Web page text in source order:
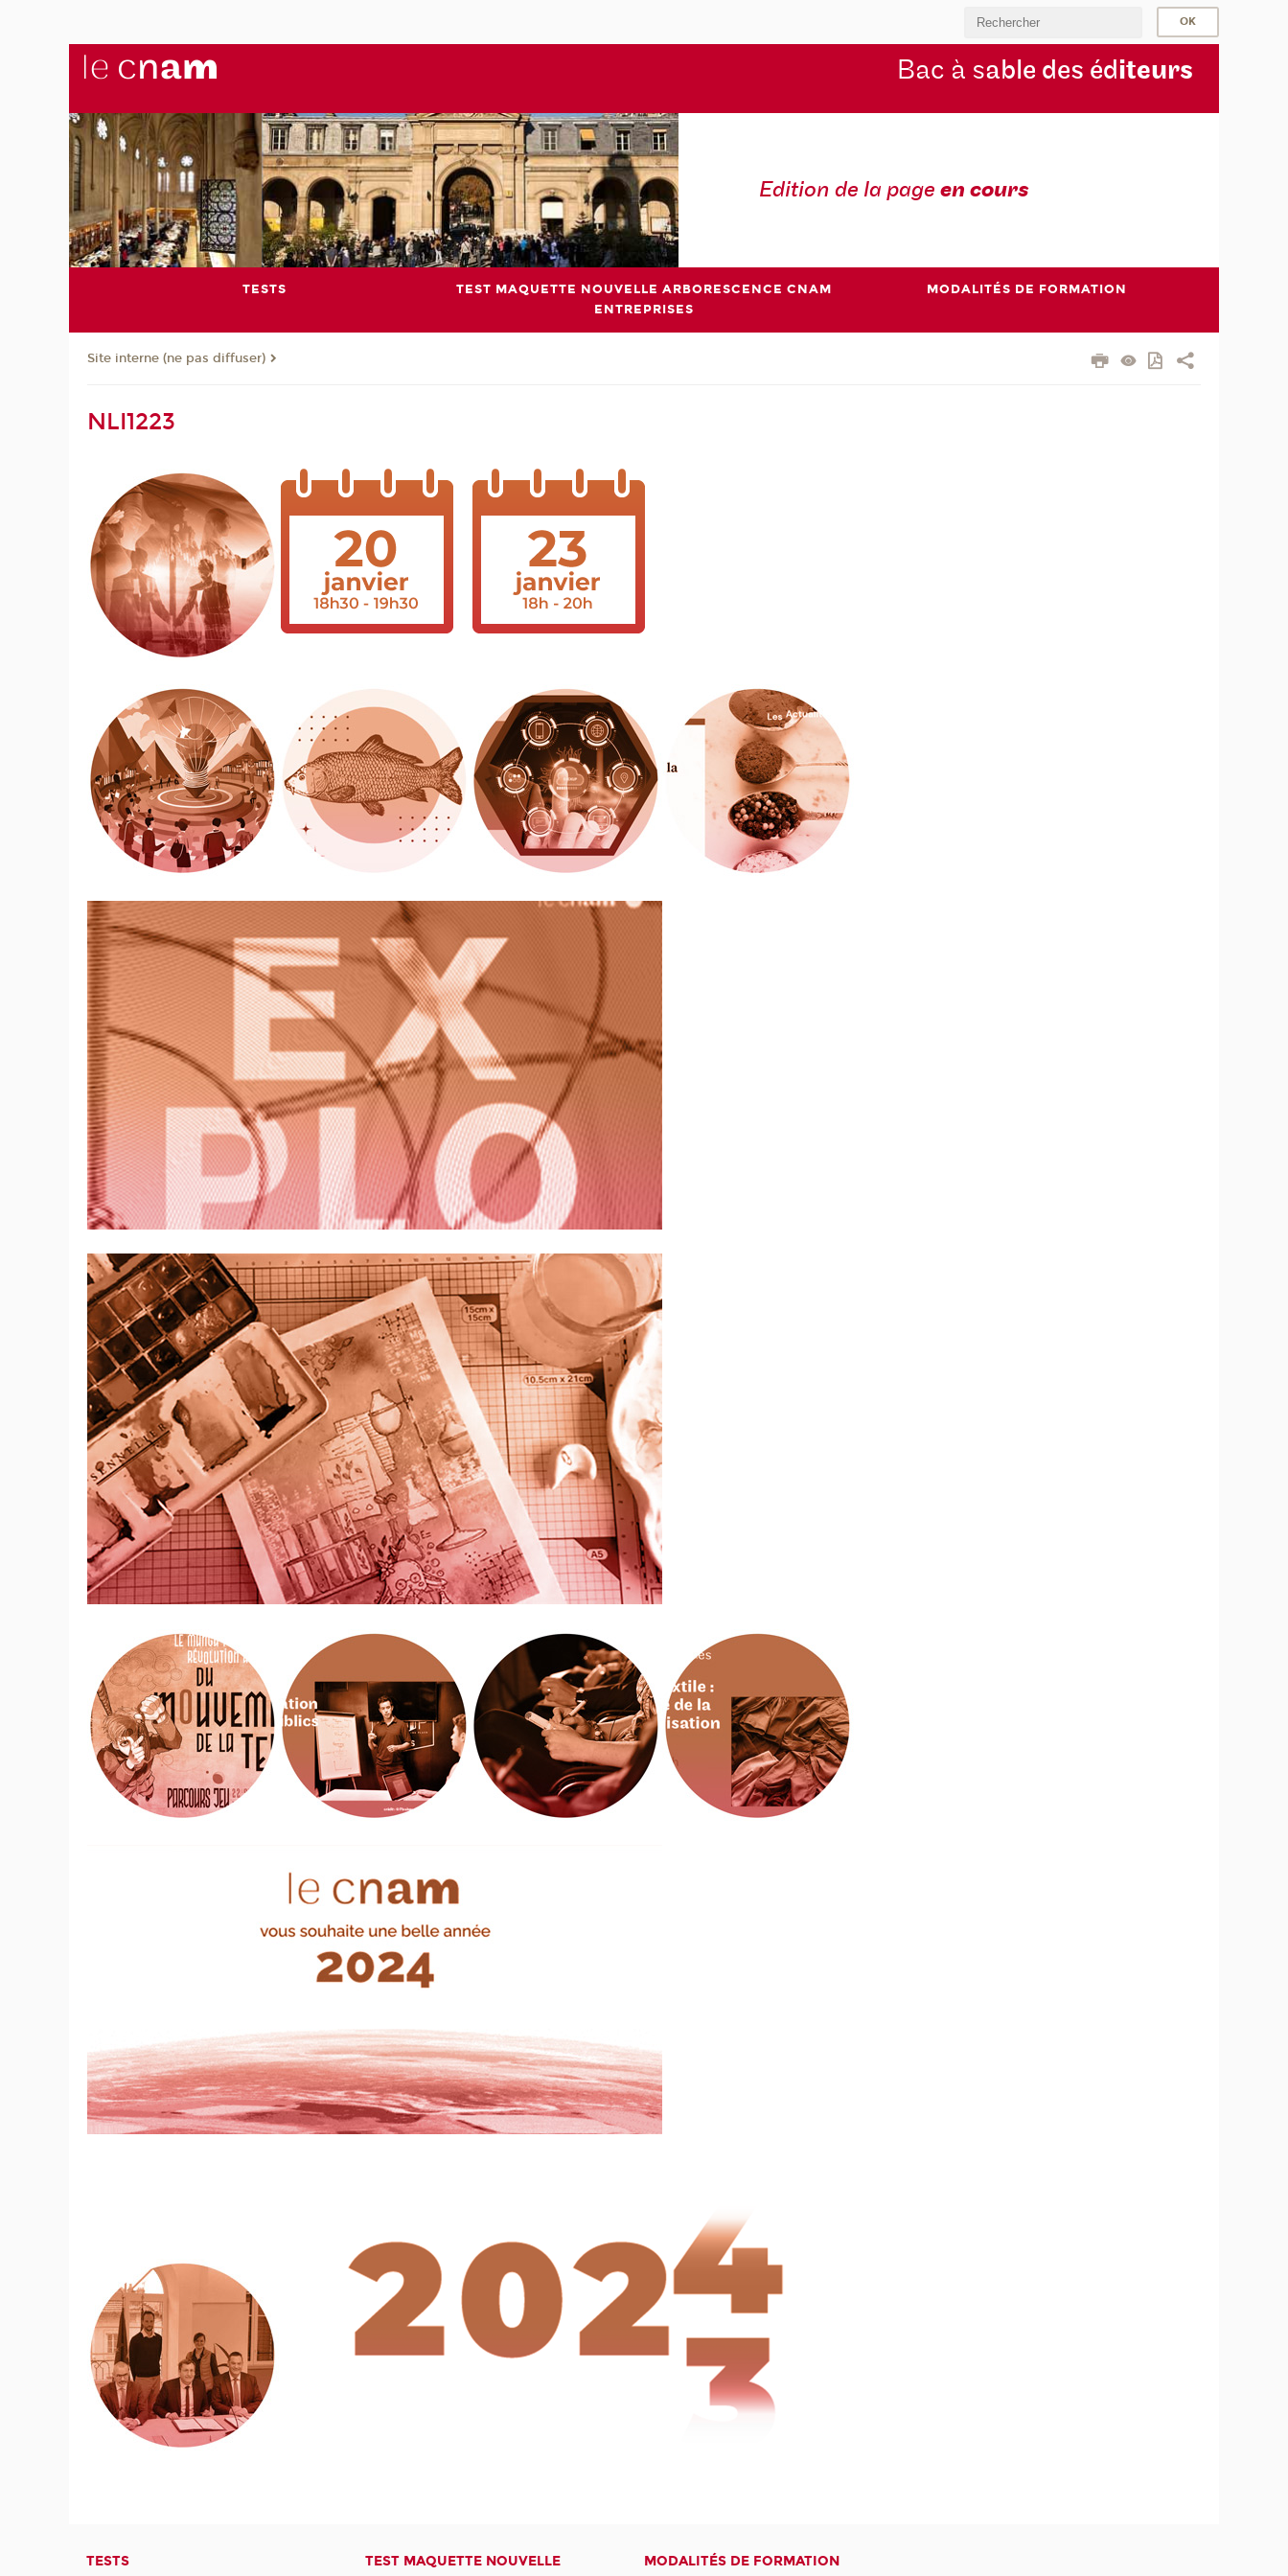
Bac à sable des éditeurs
Edition de la page en cours
TESTS
TEST MAQUETTE NOUVELLE ARBORESCENCE CNAM
ENTREPRISES
MODALITÉS DE FORMATION
Site interne (ne pas diffuser)
NLI1223
TESTS
TEST MAQUETTE NOUVELLE
MODALITÉS DE FORMATION